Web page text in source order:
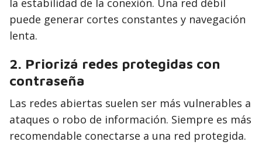
la estabilidad de la conexión. Una red débil
puede generar cortes constantes y navegación
lenta.
2. Priorizá redes protegidas con
contraseña
Las redes abiertas suelen ser más vulnerables a
ataques o robo de información. Siempre es más
recomendable conectarse a una red protegida.